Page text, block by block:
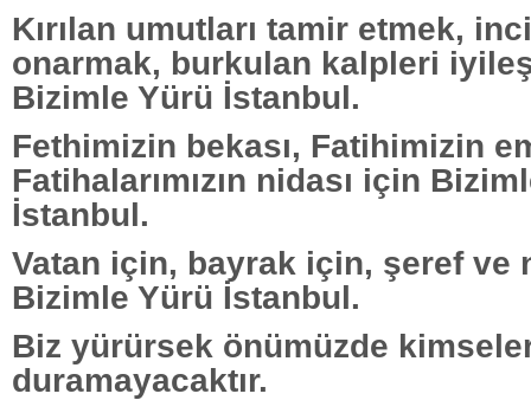
Kırılan umutları tamir etmek,
onarmak, burkulan kalpleri
Bizimle Yürü İstanbul.
Fethimizin bekası, Fatihimizin
Fatihalarımızın nidası için
İstanbul.
Vatan için, bayrak için, şeref ve
Bizimle Yürü İstanbul.
Biz yürürsek önümüzde
duramayacaktır.